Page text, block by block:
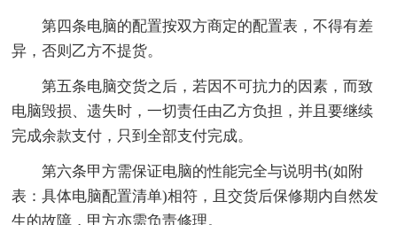
第四条电脑的配置按双方商定的配置表，不得有差
异，否则乙方不提货。
第五条电脑交货之后，若因不可抗力的因素，而致
电脑毁损、遗失时，一切责任由乙方负担，并且要继续
完成余款支付，只到全部支付完成。
第六条甲方需保证电脑的性能完全与说明书(如附
表：具体电脑配置清单)相符，且交货后保修期内自然发
生的故障，甲方亦需负责修理。